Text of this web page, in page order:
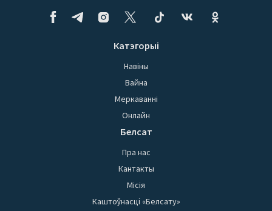
Катэгорыі
Навіны
Вайна
Меркаванні
Онлайн
Белсат
Пра нас
Кантакты
Місія
Каштоўнасці «Белсату»